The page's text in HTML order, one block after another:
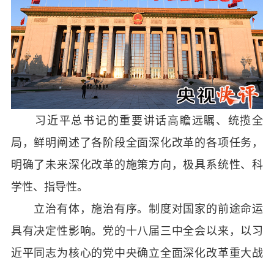
习近平总书记的重要讲话高瞻远瞩、统揽全
局，鲜明阐述了各阶段全面深化改革的各项任务，
明确了未来深化改革的施策方向，极具系统性、科
学性、指导性。
立治有体，施治有序。制度对国家的前途命运
具有决定性影响。党的十八届三中全会以来，以习
近平同志为核心的党中央确立全面深化改革重大战